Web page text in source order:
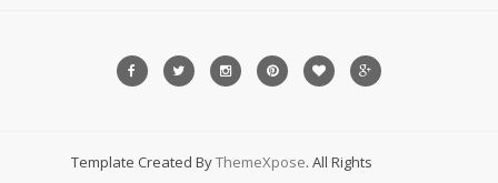
Template Created ByThemeXpose. All Rights